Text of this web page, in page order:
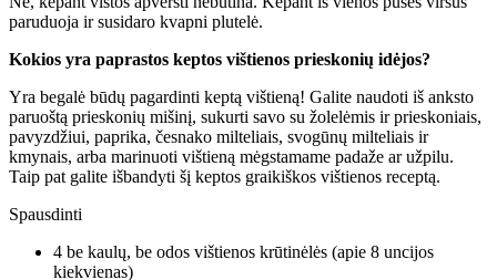
paruduoja ir susidaro kvapni plutelė.
Kokios yra paprastos keptos vištienos prieskonių idėjos?
Yra begalė būdų pagardinti keptą vištieną! Galite naudoti iš anksto
paruoštą prieskonių mišinį, sukurti savo su žolelėmis ir prieskoniais,
pavyzdžiui, paprika, česnako milteliais, svogūnų milteliais ir
kmynais, arba marinuoti vištieną mėgstamame padaže ar užpilu.
Taip pat galite išbandyti šį keptos graikiškos vištienos receptą.
Spausdinti
4 be kaulų, be odos vištienos krūtinėlės (apie 8 uncijos
kiekvienas)